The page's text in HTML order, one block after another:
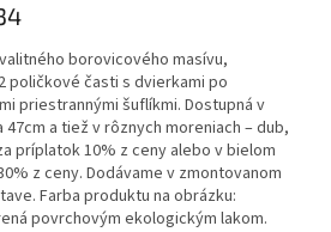
borovicového masívu,
poličkové časti s dvierkami po
priestrannými šuflíkmi. Dostupná v
47cm a tiež v rôznych moreniach – dub,
príplatok 10% z ceny alebo v bielom
z ceny. Dodávame v zmontovanom
Farba produktu na obrázku:
povrchovým ekologickým lakom.